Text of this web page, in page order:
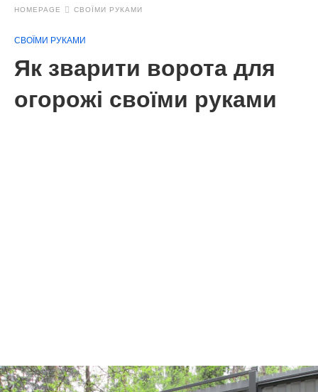
HOMEPAGE СВОЇМИ РУКАМИ
СВОЇМИ РУКАМИ
Як зварити ворота для
огорожі своїми руками